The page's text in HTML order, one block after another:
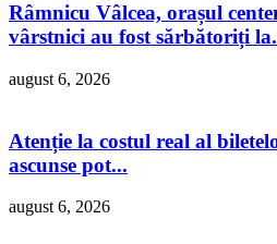
Râmnicu Vâlcea, orașul
vârstnici au fost sărbătoriți
august 6, 2026
Atenție la costul real al
ascunse pot...
august 6, 2026